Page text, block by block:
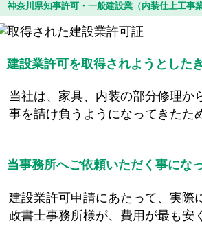
神奈川県知事許可・一般建設業（内装仕上工事業
建設業許可を取得されようとした
当社は、家具、内装の部分修理か
事を請け負うようになってきた
当事務所へご依頼いただく事にな
建設業許可申請にあたって、実際
政書士事務所様が、費用が最も安